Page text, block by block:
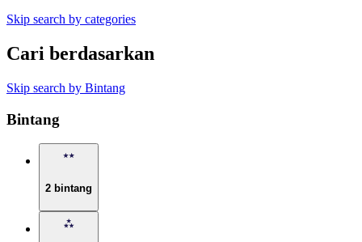
Skip search by categories
Cari berdasarkan
Skip search by Bintang
Bintang
2 bintang